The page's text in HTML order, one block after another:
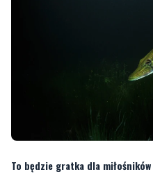
To będzie gratka dla